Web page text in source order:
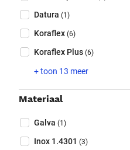
Datura (1)
Koraflex (6)
Koraflex Plus (6)
+ toon 13 meer
Materiaal
Materiaal (Optioneel)
Galva (1)
Inox 1.4301 (3)